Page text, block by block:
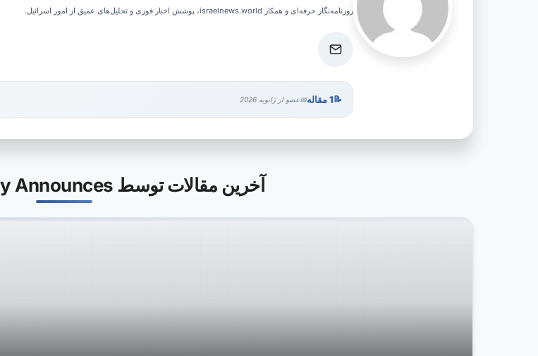
روزنامه‌نگار حرفه‌ای و همکار israelnews.world، پوشش اخبار فوری و تحلیل‌های عمیق از امور اسرائیل.
1 مقاله عضو از ژانویه 2026
آخرین مقالات توسط Housing Ministry Announces